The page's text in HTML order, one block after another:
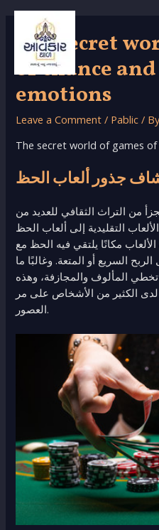
Skip
contentThe secret
of chance
emotions
Leave a Comment / Pablic /
The secret world of games
جذور ألعاب الحظ
من التراث الثقافي للعديد من
التقليدية إلى ألعاب الحظ
مكانًا يلتقي فيه الحظ مع
السريع أو المتعة. وغالبًا ما
المألوف والمجازفة، وهذه
لدى الكثير من الأشخاص على مر
العصور.